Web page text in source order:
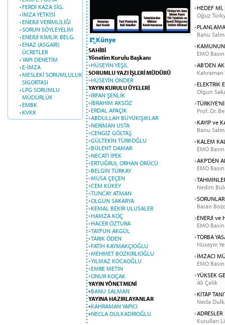
·FERDİ KAZA SİG.
·İMZA YETKİSİ
·ENERJİ VERİMLİLİĞİ
·SORUN SÖYLEYELİM
·ENERJİ KİMLİK BELG.
·ENAZ (ASGARİ)
ÜCRETLER
·YAPI DENETİM
·E-İMZA
·MESLEKİ SORUMLULUK
SİGORTASI
·LPG SORUMLU
MÜDÜRLÜK
·EMBK
·KVKK
Künye
SAHİBİ
Yönetim Kurulu Başkanı
HÜSEYİN YEŞİL
SORUMLU YAZI İŞLERİ MÜDÜRÜ
HÜSEYİN ÖNDER
YAYIN KURULU ÜYELERİ
İRFAN ŞENLİK
İBRAHİM AKSÖZ
ERDAL APAÇIK
ABDULLAH BÜYÜKIŞIKLAR
NERİMAN USTA
CENGİZ GÖLTAŞ
GÜLTEKİN TÜRKOĞLU
BÜLENT DAMAR
NECATİ İPEK
ERTUĞRUL ORHAN ÖRÜCÜ
BELGİN TÜRKAY
MUSA ÇEÇEN
CEM KÜKEY
TUNCAY ATMAN
OLGUN SAKARYA
KEMAL BEKİR ULUSALER
HAMZA KOÇ
HACER ÖZTURA
TAYFUN AKGÜL
TARIK ÖDEN
FATİH KAYMAKÇIOĞLU
MEHMET BOZKIRLIOĞLU
YILMAZ KOCAOĞLU
EMRE METİN
ONUR KOÇAK
YAYIN YÖNETMENİ
BANU SALMAN
YAYINA HAZIRLAYANLAR
KAHRAMAN YAPICI
NECLA DULKADİROĞLU
HEDEF Mİ,
Oğuz
Banu
EMO Basın
AB’DEN
Kahraman
ELEKTRİK
Olgun
Prof. Dr.
KAYIP ve
Banu
KALEM
EMO Basın
AKP’DEN
EMO Basın
Nedim
Baran
ENERJİ ve
EMO Basın
TORBA
Hüseyin
İMZACI
EMO Basın
YÜKSEK
Ali Çelik
KİTAP
Necla
ADRESLER
Kurulları